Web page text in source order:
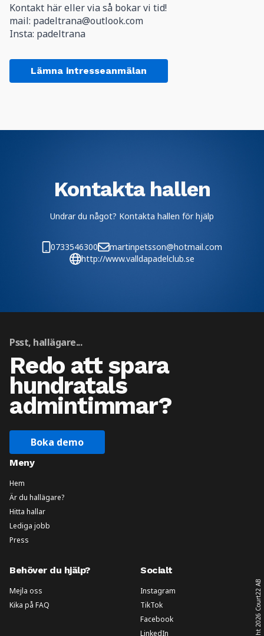
Kontakt här eller via så bokar vi tid!
mail: padeltrana@outlook.com
Insta: padeltrana
Lämna intresseanmälan
Kontakta hallen
Undrar du något? Kontakta hallen för hjälp
0733546300
martinpetsson@hotmail.com
http://www.valldapadelclub.se
Psst, hallägare...
Redo att spara
hundratals
admintimmar?
Boka demo
Meny
Hem
Är du hallägare?
Hitta hallar
Lediga jobb
Press
Behöver du hjälp?
Mejla oss
Kika på FAQ
Socialt
Instagram
TikTok
Facebook
LinkedIn
2026
Court22 AB